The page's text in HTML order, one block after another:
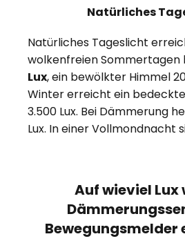
Natürliches
Natürliches Tageslicht
wolkenfreien Sommertagen
Lux, ein bewölkter Himmel
Winter erreicht ein
3.500 Lux. Bei Dämmerung
Lux. In einer Vollmondnacht
Auf wieviel Lux
Bewegungsmelder